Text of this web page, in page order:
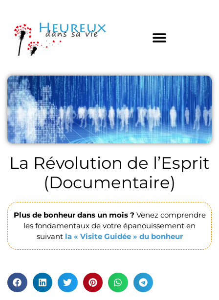
La Révolution de l’Esprit
(Documentaire)
Plus de bonheur dans un mois ? Venez comprendre
les fondamentaux de votre épanouissement en
suivant la « Visite Guidée » du bonheur